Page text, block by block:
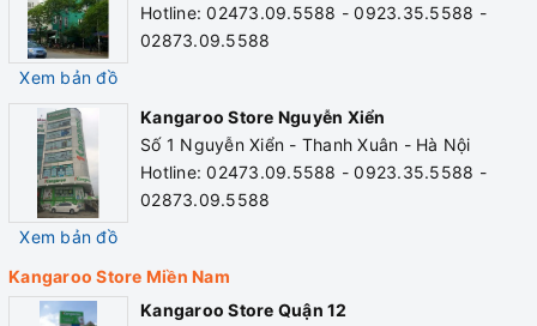
Khoang chứa có chức năng
làm lạnh
Thiết kế máy làm nóng lạnh nước uống Kangaroo KG34F vô
cùng tiện dụng với khoang chứa có chức năng làm lạnh để
bảo quản thức uống hay trái cây… Bên cạnh đó, sản phẩm
cũng dễ dàng vệ sinh, làm sạch nhờ vào khả năng tháo
khay chứa nước thừa.
Xem bản đồ
Hotline: 02473.09.5588 - 0923.35.5588 -
02873.09.5588
Xem bản đồ
Kangaroo Store Nguyễn Xiển
Số 1 Nguyễn Xiển - Thanh Xuân - Hà Nội
Hotline: 02473.09.5588 - 0923.35.5588 -
02873.09.5588
Kangaroo Store Miền Nam
Kangaroo Store Quận 12